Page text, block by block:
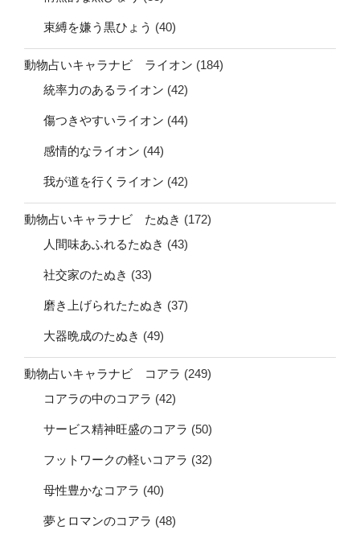
束縛を嫌う黒ひょう (40)
動物占いキャラナビ ライオン (184)
統率力のあるライオン (42)
傷つきやすいライオン (44)
感情的なライオン (44)
我が道を行くライオン (42)
動物占いキャラナビ たぬき (172)
人間味あふれるたぬき (43)
社交家のたぬき (33)
磨き上げられたたぬき (37)
大器晩成のたぬき (49)
動物占いキャラナビ コアラ (249)
コアラの中のコアラ (42)
サービス精神旺盛のコアラ (50)
フットワークの軽いコアラ (32)
母性豊かなコアラ (40)
夢とロマンのコアラ (48)